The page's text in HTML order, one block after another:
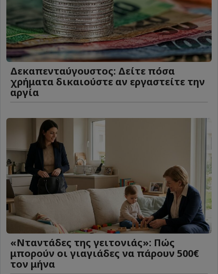
Δεκαπενταύγουστος: Δείτε πόσα
χρήματα δικαιούστε αν εργαστείτε την
αργία
«Νταντάδες της γειτονιάς»: Πώς
μπορούν οι γιαγιάδες να πάρουν 500€
τον μήνα